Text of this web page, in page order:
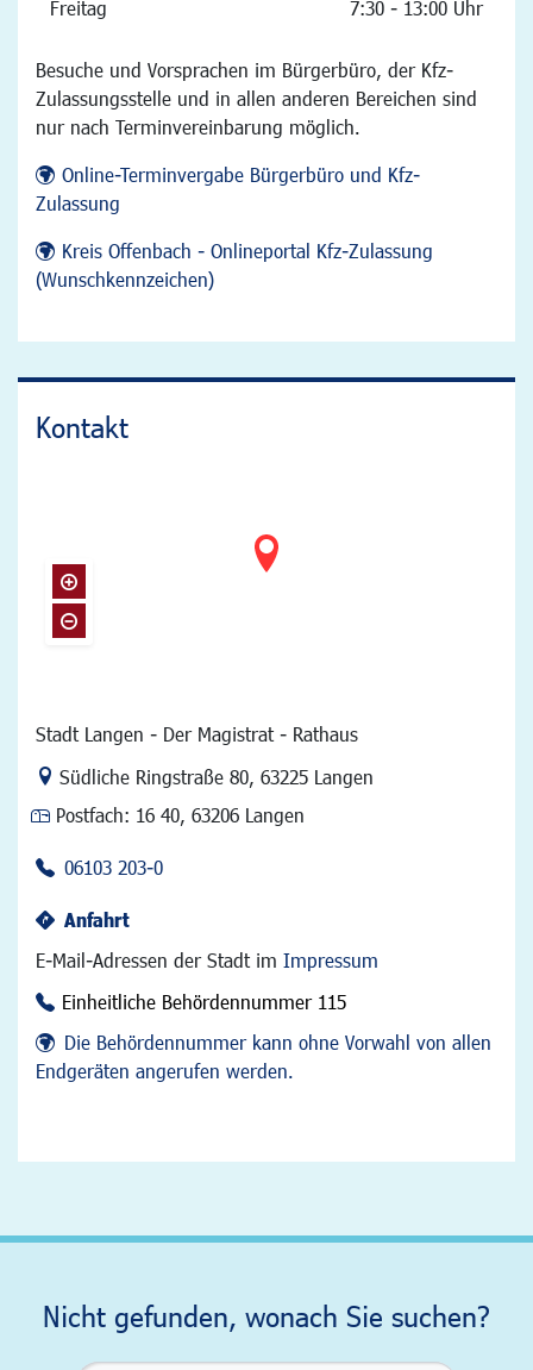
Freitag 7:30 - 13:00 Uhr
Besuche und Vorsprachen im Bürgerbüro, der Kfz-
Zulassungsstelle und in allen anderen Bereichen sind
nur nach Terminvereinbarung möglich.
Online-Terminvergabe Bürgerbüro und Kfz-
Zulassung
Kreis Offenbach - Onlineportal Kfz-Zulassung
(Wunschkennzeichen)
Kontakt
Stadt Langen - Der Magistrat - Rathaus
Link zur Google-Maps Navigation
Südliche Ringstraße 80, 63225 Langen
Postfach: 16 40, 63206 Langen
06103 203-0
Anfahrt
E-Mail-Adressen der Stadt im Impressum
Einheitliche Behördennummer 115
Die Behördennummer kann ohne Vorwahl von allen
Endgeräten angerufen werden.
Nicht gefunden, wonach Sie suchen?